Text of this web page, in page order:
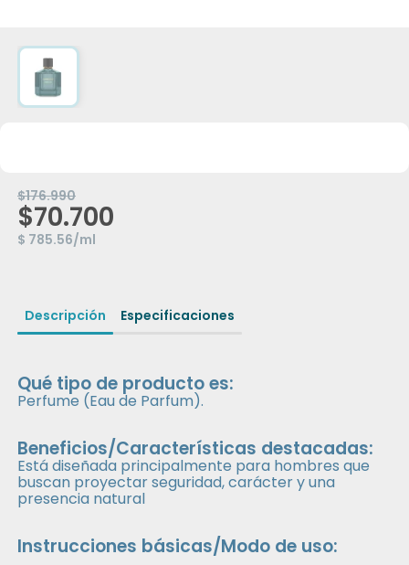
$176.990
$70.700
$ 785.56/ml
Descripción Especificaciones
Qué tipo de producto es:
Perfume (Eau de Parfum).
Beneficios/Características destacadas:
Está diseñada principalmente para hombres que
buscan proyectar seguridad, carácter y una
presencia natural
Instrucciones básicas/Modo de uso: